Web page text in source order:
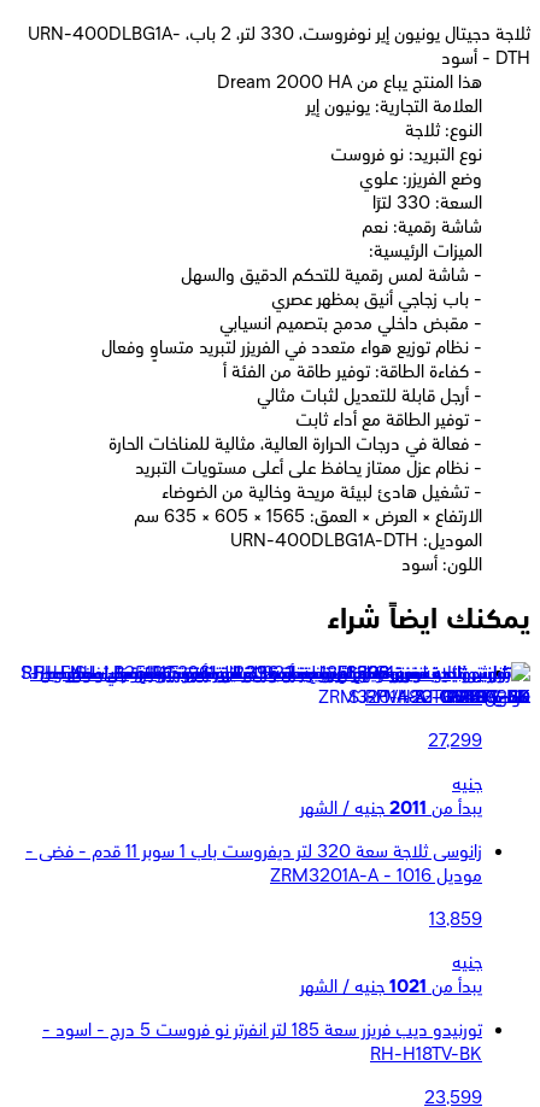
ثلاجة دجيتال يونيون إير نوفروست، 330 لتر، 2 باب، URN-400DLBG1A-
DTH - أسود
Dream 2000 HA هذا المنتج يباع من
العلامة التجارية: يونيون إير
النوع: ثلاجة
نوع التبريد: نو فروست
وضع الفريزر: علوي
السعة: 330 لترًا
شاشة رقمية: نعم
الميزات الرئيسية:
- شاشة لمس رقمية للتحكم الدقيق والسهل
- باب زجاجي أنيق بمظهر عصري
- مقبض داخلي مدمج بتصميم انسيابي
- نظام توزيع هواء متعدد في الفريزر لتبريد متساوٍ وفعال
- كفاءة الطاقة: توفير طاقة من الفئة أ
- أرجل قابلة للتعديل لثبات مثالي
- توفير الطاقة مع أداء ثابت
- فعالة في درجات الحرارة العالية، مثالية للمناخات الحارة
- نظام عزل ممتاز يحافظ على أعلى مستويات التبريد
- تشغيل هادئ لبيئة مريحة وخالية من الضوضاء
الارتفاع × العرض × العمق: 1565 × 605 × 635 سم
الموديل: URN-400DLBG1A-DTH
اللون: أسود
يمكنك ايضاً شراء
تورنيدو ديب فريزر 6 ادراج سعة 223 لتر انفرتر نو فروست - اسود -
RH-H22TV-BK
27,299
جنيه
يبدأ من 2011 جنيه / الشهر
زانوسى ثلاجة سعة 320 لتر ديفروست باب 1 سوبر 11 قدم - فضى -
موديل ZRM3201A-A - 1016
13,859
جنيه
يبدأ من 1021 جنيه / الشهر
تورنيدو ديب فريزر سعة 185 لتر انفرتر نو فروست 5 درج - اسود -
RH-H18TV-BK
23,599